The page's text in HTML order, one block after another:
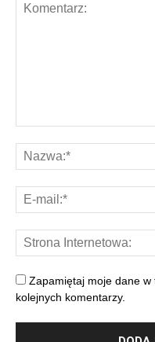
Zapamiętaj moje dane
kolejnych komentarzy.